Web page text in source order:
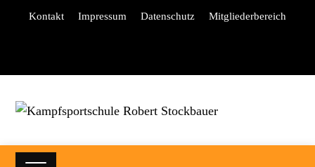
Kontakt Impressum Datenschutz Mitgliederbereich